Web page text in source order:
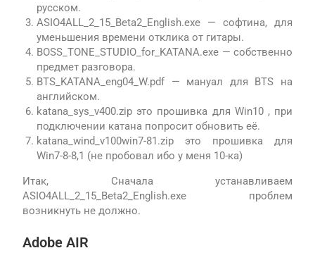
русском.
ASIO4ALL_2_15_Beta2_English.exe — софтина, для
уменьшения времени отклика от гитары.
BOSS_TONE_STUDIO_for_KATANA.exe — собственно
предмет разговора.
BTS_KATANA_eng04_W.pdf — мануал для BTS на
английском.
katana_sys_v400.zip это прошивка для Win10 , при
подключении катана попросит обновить её.
katana_wind_v100win7-81.zip это прошивка для
Win7-8-8,1 (не пробовал ибо у меня 10-ка)
Итак, Сначала устанавливаем
ASIO4ALL_2_15_Beta2_English.exe проблем
возникнуть не должно.
Adobe AIR